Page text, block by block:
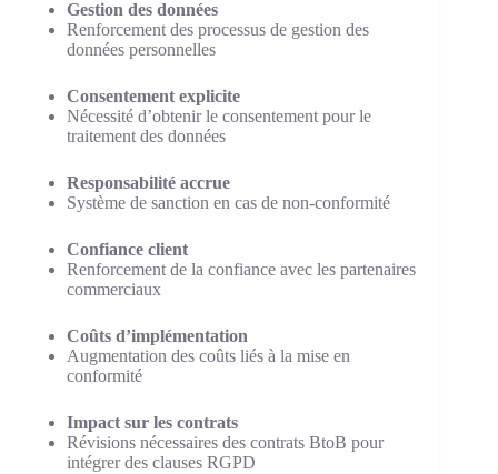
Gestion des données
Renforcement des processus de gestion des
données personnelles
Consentement explicite
Nécessité d’obtenir le consentement pour le
traitement des données
Responsabilité accrue
Système de sanction en cas de non-conformité
Confiance client
Renforcement de la confiance avec les partenaires
commerciaux
Coûts d’implémentation
Augmentation des coûts liés à la mise en
conformité
Impact sur les contrats
Révisions nécessaires des contrats BtoB pour
intégrer des clauses RGPD